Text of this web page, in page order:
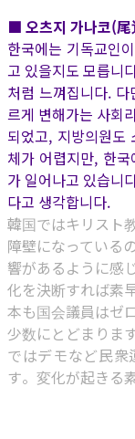
■ 오츠지 가나코(
한국에는 기독교인
고 있을지도 모릅니
처럼 느껴집니다.
르게 변해가는 사회
되었고, 지방의원도
체가 어렵지만, 한
가 일어나고 있습니
다고 생각합니다.
韓国ではキリスト
障壁になっている
響があるように感
化を決断すれば素
本も国会議員はゼ
少数にとどまりま
ではデモなど民
す。変化が起きる